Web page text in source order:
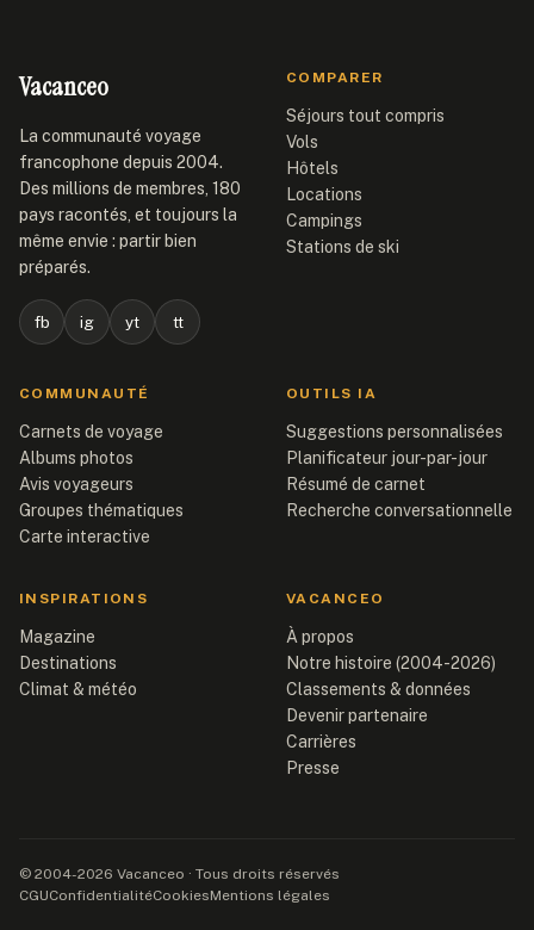
Vacanceo
La communauté voyage
francophone depuis 2004.
Des millions de membres, 180
pays racontés, et toujours la
même envie : partir bien
préparés.
fb ig yt tt
COMPARER
Séjours tout compris
Vols
Hôtels
Locations
Campings
Stations de ski
COMMUNAUTÉ
Carnets de voyage
Albums photos
Avis voyageurs
Groupes thématiques
Carte interactive
OUTILS IA
Suggestions personnalisées
Planificateur jour-par-jour
Résumé de carnet
Recherche conversationnelle
INSPIRATIONS
Magazine
Destinations
Climat & météo
VACANCEO
À propos
Notre histoire (2004-2026)
Classements & données
Devenir partenaire
Carrières
Presse
© 2004-2026 Vacanceo · Tous droits réservés
CGUConfidentialitéCookiesMentions légales